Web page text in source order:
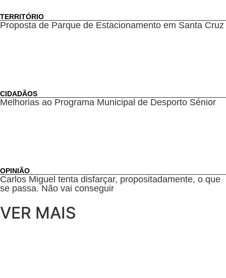
TERRITÓRIO
Proposta de Parque de Estacionamento em Santa Cruz
CIDADÃOS
Melhorias ao Programa Municipal de Desporto Sénior
OPINIÃO
Carlos Miguel tenta disfarçar, propositadamente, o que
se passa. Não vai conseguir
VER MAIS